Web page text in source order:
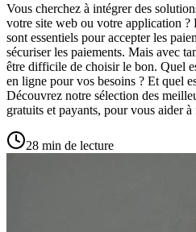
Vous cherchez à intégrer des
votre site web ou votre application ?
sont essentiels pour accepter les
sécuriser les paiements. Mais avec
être difficile de choisir le bon. Quel
en ligne pour vos besoins ? Et quel
Découvrez notre sélection des
gratuits et payants, pour vous aider
28 min de lecture